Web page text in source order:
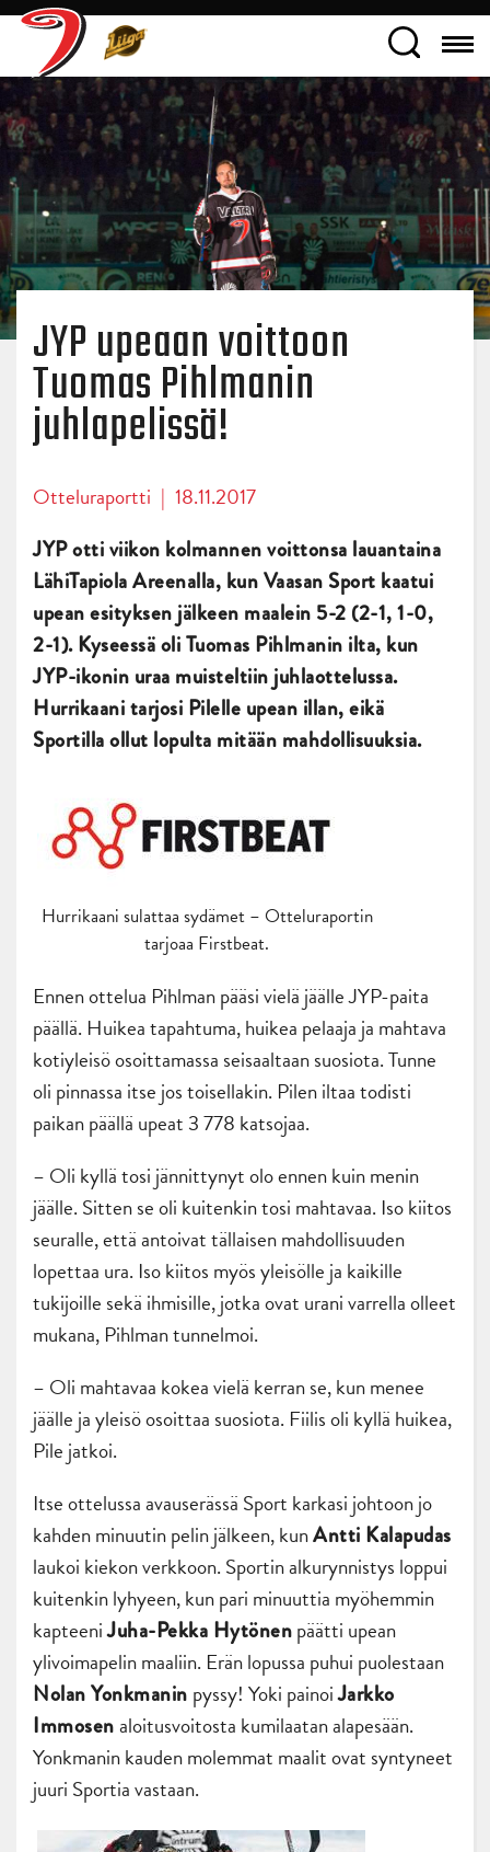
JYP upeaan voittoon
Tuomas Pihlmanin
juhlapelissä!
Otteluraportti | 18.11.2017
JYP otti viikon kolmannen voittonsa lauantaina
LähiTapiola Areenalla, kun Vaasan Sport kaatui
upean esityksen jälkeen maalein 5-2 (2-1, 1-0,
2-1). Kyseessä oli Tuomas Pihlmanin ilta, kun
JYP-ikonin uraa muisteltiin juhlaottelussa.
Hurrikaani tarjosi Pilelle upean illan, eikä
Sportilla ollut lopulta mitään mahdollisuuksia.
Hurrikaani sulattaa sydämet – Otteluraportin
tarjoaa Firstbeat.
Ennen ottelua Pihlman pääsi vielä jäälle JYP-paita
päällä. Huikea tapahtuma, huikea pelaaja ja mahtava
kotiyleisö osoittamassa seisaaltaan suosiota. Tunne
oli pinnassa itse jos toisellakin. Pilen iltaa todisti
paikan päällä upeat 3 778 katsojaa.
– Oli kyllä tosi jännittynyt olo ennen kuin menin
jäälle. Sitten se oli kuitenkin tosi mahtavaa. Iso kiitos
seuralle, että antoivat tällaisen mahdollisuuden
lopettaa ura. Iso kiitos myös yleisölle ja kaikille
tukijoille sekä ihmisille, jotka ovat urani varrella olleet
mukana, Pihlman tunnelmoi.
– Oli mahtavaa kokea vielä kerran se, kun menee
jäälle ja yleisö osoittaa suosiota. Fiilis oli kyllä huikea,
Pile jatkoi.
Itse ottelussa avauserässä Sport karkasi johtoon jo
kahden minuutin pelin jälkeen, kunAntti Kalapudas
laukoi kiekon verkkoon. Sportin alkurynnistys loppui
kuitenkin lyhyeen, kun pari minuuttia myöhemmin
kapteeniJuha-Pekka Hytönenpäätti upean
ylivoimapelin maaliin. Erän lopussa puhui puolestaan
Nolan Yonkmanin pyssy! Yoki painoiJarkko
Immosenaloitusvoitosta kumilaatan alapesään.
Yonkmanin kauden molemmat maalit ovat syntyneet
juuri Sportia vastaan.